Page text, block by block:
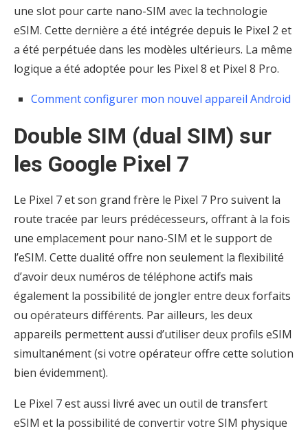
une slot pour carte nano-SIM avec la technologie
eSIM. Cette dernière a été intégrée depuis le Pixel 2 et
a été perpétuée dans les modèles ultérieurs. La même
logique a été adoptée pour les Pixel 8 et Pixel 8 Pro.
Comment configurer mon nouvel appareil Android
Double SIM (dual SIM) sur
les Google Pixel 7
Le Pixel 7 et son grand frère le Pixel 7 Pro suivent la
route tracée par leurs prédécesseurs, offrant à la fois
une emplacement pour nano-SIM et le support de
l’eSIM. Cette dualité offre non seulement la flexibilité
d’avoir deux numéros de téléphone actifs mais
également la possibilité de jongler entre deux forfaits
ou opérateurs différents. Par ailleurs, les deux
appareils permettent aussi d’utiliser deux profils eSIM
simultanément (si votre opérateur offre cette solution
bien évidemment).
Le Pixel 7 est aussi livré avec un outil de transfert
eSIM et la possibilité de convertir votre SIM physique